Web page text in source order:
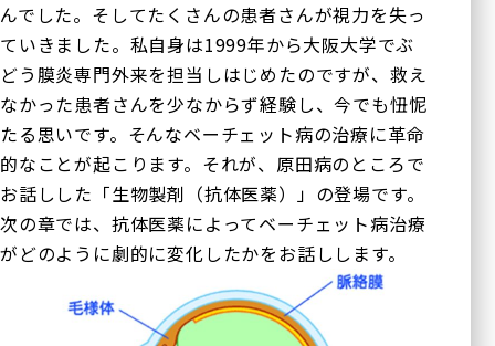
医療法人正秋会ホー
ム
診療内容一覧
一般診療
白内障手術
硝子体手術
んでした。そしてたくさんの患者さんが視力を失っ
ていきました。私自身は1999年から大阪大学でぶ
どう膜炎専門外来を担当しはじめたのですが、救え
なかった患者さんを少なからず経験し、今でも忸怩
たる思いです。そんなベーチェット病の治療に革命
的なことが起こります。それが、原田病のところで
お話しした「生物製剤（抗体医薬）」の登場です。
次の章では、抗体医薬によってベーチェット病治療
がどのように劇的に変化したかをお話しします。